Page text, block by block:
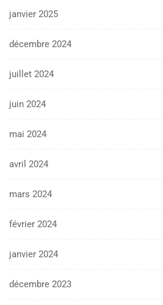
janvier 2025
décembre 2024
juillet 2024
juin 2024
mai 2024
avril 2024
mars 2024
février 2024
janvier 2024
décembre 2023